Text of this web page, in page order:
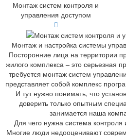
Монтаж систем контроля и
управления доступом
Монтаж и настройка системы
Посторонние лица на территории
жилого комплекса – это серьезная
требуется монтаж систем
представляет собой комплекс
И тут нужно понимать, что
доверить только опытным
занимается наша
Для чего нужна система
Многие люди недооценивают